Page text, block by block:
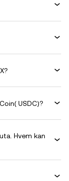
USDC)?
Hvem kan